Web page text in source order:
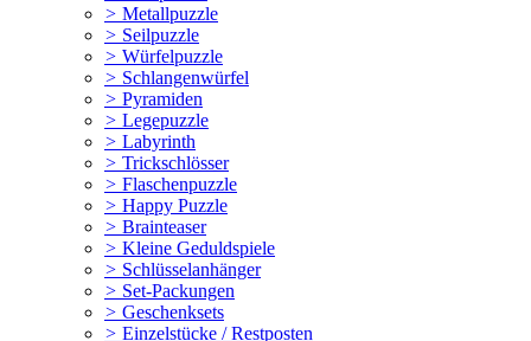
> Metallpuzzle
> Seilpuzzle
> Würfelpuzzle
> Schlangenwürfel
> Pyramiden
> Legepuzzle
> Labyrinth
> Trickschlösser
> Flaschenpuzzle
> Happy Puzzle
> Brainteaser
> Kleine Geduldspiele
> Schlüsselanhänger
> Set-Packungen
> Geschenksets
> Einzelstücke / Restposten